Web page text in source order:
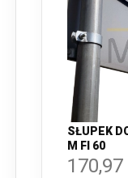
SŁUPEK
M FI 60
170,97